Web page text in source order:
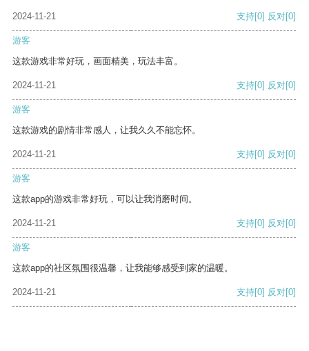
2024-11-21 支持[0] 反对[0]
游客
这款游戏非常好玩，画面精美，玩法丰富。
2024-11-21 支持[0] 反对[0]
游客
这款游戏的剧情非常感人，让我久久不能忘怀。
2024-11-21 支持[0] 反对[0]
游客
这款app的游戏非常好玩，可以让我消磨时间。
2024-11-21 支持[0] 反对[0]
游客
这款app的社区氛围很温馨，让我能够感受到家的温暖。
2024-11-21 支持[0] 反对[0]